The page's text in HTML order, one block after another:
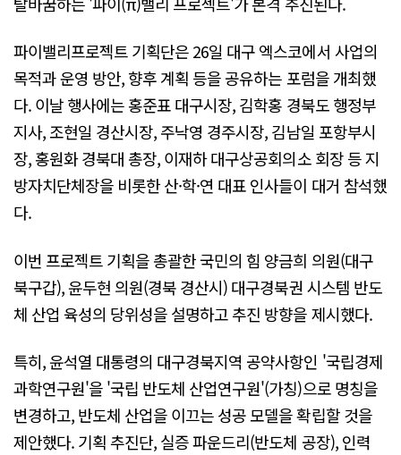
파이밸리프로젝트 기획단은 26일 대구 엑스코에서 사업의
목적과 운영 방안, 향후 계획 등을 공유하는 포럼을 개최했
다. 이날 행사에는 홍준표 대구시장, 김학홍 경북도 행정부
지사, 조현일 경산시장, 주낙영 경주시장, 김남일 포항부시
장, 홍원화 경북대 총장, 이재하 대구상공회의소 회장 등 지
방자치단체장을 비롯한 산·학·연 대표 인사들이 대거 참석했
다.
이번 프로젝트 기획을 총괄한 국민의 힘 양금희 의원(대구
북구갑), 윤두현 의원(경북 경산시) 대구경북권 시스템 반도
체 산업 육성의 당위성을 설명하고 추진 방향을 제시했다.
특히, 윤석열 대통령의 대구경북지역 공약사항인 '국립경제
과학연구원'을 '국립 반도체 산업연구원'(가칭)으로 명칭을
변경하고, 반도체 산업을 이끄는 성공 모델을 확립할 것을
제안했다. 기획 추진단, 실증 파운드리(반도체 공장), 인력